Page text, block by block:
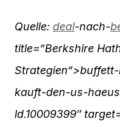
Quelle: deal-nach-
title=“Berkshire
kauft-den-us-
ld.10009399″